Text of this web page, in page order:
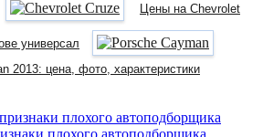
Цены на Chevrolet
универсал
2013: цена, фото, характеристики
плохого автоподборщика